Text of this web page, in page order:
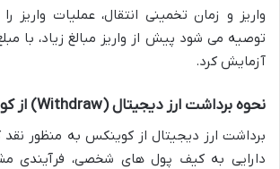
واریز و زمان تخمینی انتقال، عملیات واریز
توصیه می شود پیش از واریز مبالغ زیاد، با
آزمایش کرد.
نحوه برداشت ارز دیجیتال (Withdraw) از کوینکس:
برداشت ارز دیجیتال از کوینکس به منظور نقد
دارایی به کیف پول های شخصی، فرآیندی